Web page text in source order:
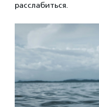
расслабиться.